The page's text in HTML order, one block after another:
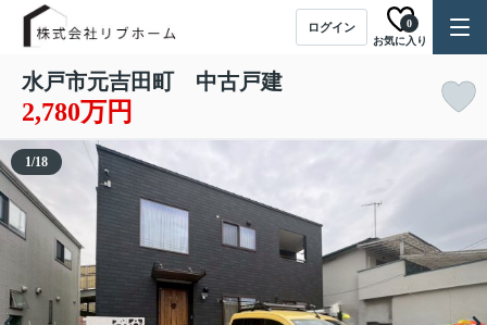
ログイン
お気に入り
0
水戸市元吉田町 中古戸建
2,780万円
1/18